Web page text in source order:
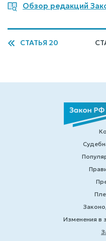
Обзор редакций
СТАТЬЯ 20
Изменения в